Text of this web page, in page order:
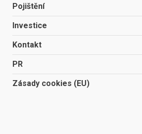
Pojištění
Investice
Kontakt
PR
Zásady cookies (EU)